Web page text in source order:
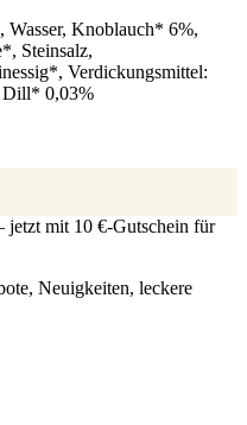
Knoblauch* 6%,
Steinsalz,
Verdickungsmittel:
Dill* 0,03%
jetzt mit 10 €-Gutschein für
Neuigkeiten, leckere